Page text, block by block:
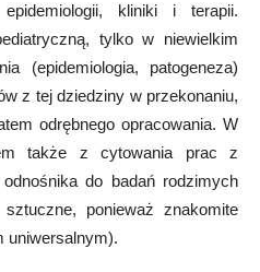
kliniki i terapii.
tylko w niewielkim
(epidemiologia, patogeneza)
z tej dziedziny w przekonaniu,
odrębnego opracowania. W
także z cytowania prac z
do badań rodzimych
ponieważ znakomite
uniwersalnym).